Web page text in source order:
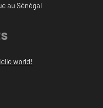
au Sénégal
world!